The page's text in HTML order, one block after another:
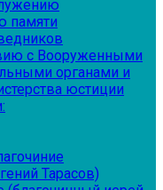
памяти
с Вооруженными
органами и
юстиции
Тарасов)